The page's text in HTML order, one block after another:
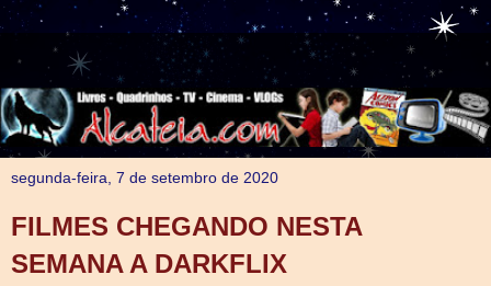
segunda-feira, 7 de setembro de 2020
FILMES CHEGANDO NESTA
SEMANA A DARKFLIX